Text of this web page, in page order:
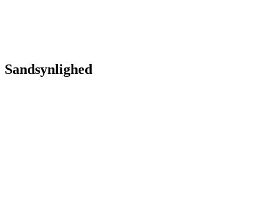
Sandsynlighed